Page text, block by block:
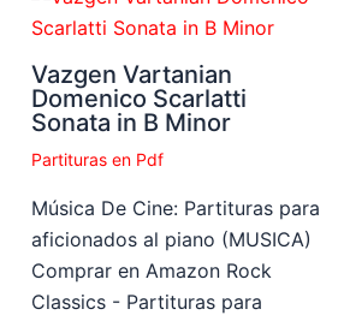
Vazgen Vartanian
Domenico Scarlatti
Sonata in B Minor
Partituras en Pdf
Música De Cine: Partituras para
aficionados al piano (MUSICA)
Comprar en Amazon Rock
Classics - Partituras para